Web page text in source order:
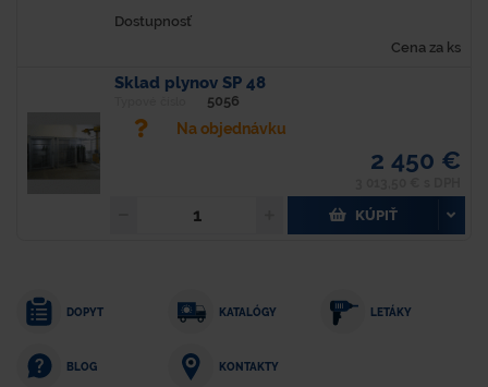
Dostupnosť
Cena za ks
Sklad plynov SP 48
5056
Na objednávku
2 450 €
KÚPIŤ
DOPYT KATALÓGY LETÁKY
BLOG KONTAKTY